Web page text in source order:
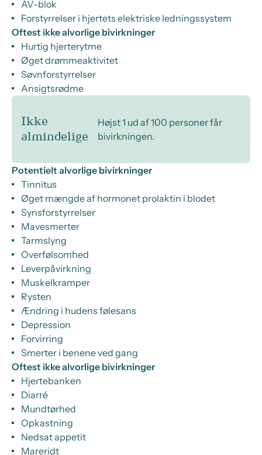
AV-blok
Forstyrrelser i hjertets elektriske ledningssystem
Oftest ikke alvorlige bivirkninger
Hurtig hjerterytme
Øget drømmeaktivitet
Søvnforstyrrelser
Ansigtsrødme
Ikke
almindelige
Højst 1 ud af 100 personer får
bivirkningen.
Potentielt alvorlige bivirkninger
Tinnitus
Øget mængde af hormonet prolaktin i blodet
Synsforstyrrelser
Mavesmerter
Tarmslyng
Overfølsomhed
Leverpåvirkning
Muskelkramper
Rysten
Ændring i hudens følesans
Depression
Forvirring
Smerter i benene ved gang
Oftest ikke alvorlige bivirkninger
Hjertebanken
Diarré
Mundtørhed
Opkastning
Nedsat appetit
Mareridt